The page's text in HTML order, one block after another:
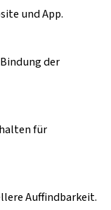
und App.
der
für
Auffindbarkeit.